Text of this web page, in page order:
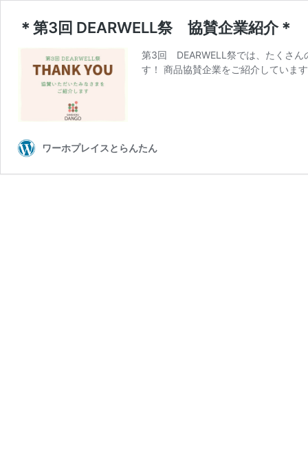
＊第3回 DEARWELL祭 協賛企業紹介＊
第3回 DEARWELL祭では、たくさん
す！ 商品協賛企業をご紹介していま
ワーホプレイスとらんたん